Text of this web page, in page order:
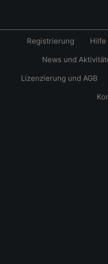
Registrierung Hilfe
News und
Lizenzierung und AGB